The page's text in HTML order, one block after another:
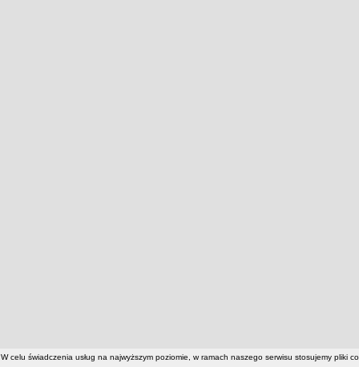
W celu świadczenia usług na najwyższym poziomie, w ramach naszego serwisu stosujemy